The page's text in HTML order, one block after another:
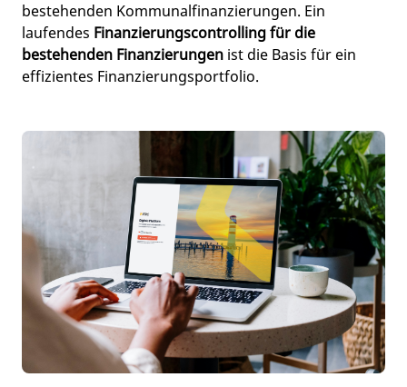
bestehenden Kommunalfinanzierungen. Ein
laufendes Finanzierungscontrolling für die
bestehenden Finanzierungen ist die Basis für ein
effizientes Finanzierungsportfolio.